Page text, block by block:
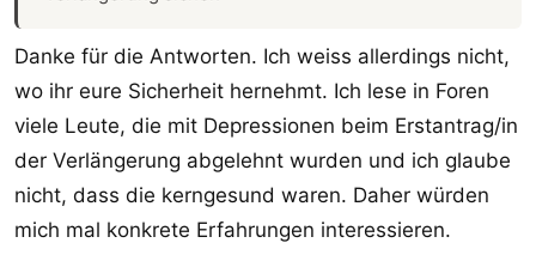
Danke für die Antworten. Ich weiss allerdings nicht,
wo ihr eure Sicherheit hernehmt. Ich lese in Foren
viele Leute, die mit Depressionen beim Erstantrag/in
der Verlängerung abgelehnt wurden und ich glaube
nicht, dass die kerngesund waren. Daher würden
mich mal konkrete Erfahrungen interessieren.